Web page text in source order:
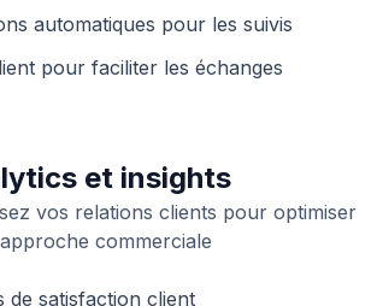
automatiques pour les suivis
pour faciliter les échanges
et insights
vos relations clients pour optimiser
commerciale
de satisfaction client